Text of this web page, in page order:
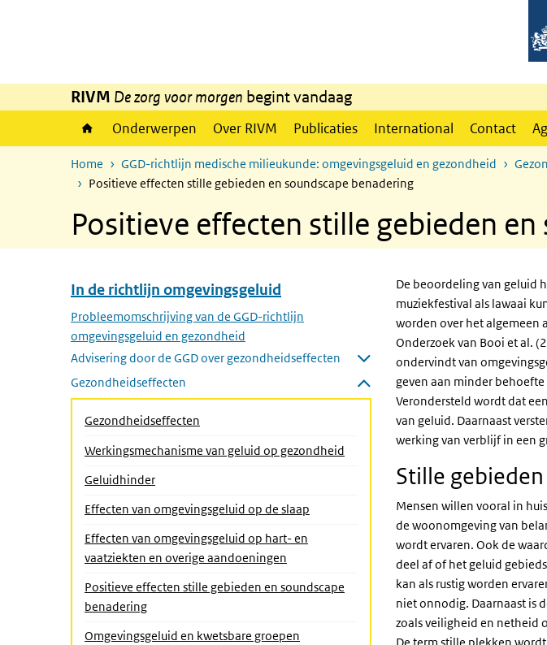
RIVM De zorg voor morgen begint vandaag
Onderwerpen Over RIVM Publicaties International Contact
Home GGD-richtlijn medische milieukunde: omgevingsgeluid en gezondheid
Positieve effecten stille gebieden en soundscape benadering
Positieve effecten stille gebieden
Overslaan menu In de richtlijn omgevingsgeluid
In de richtlijn omgevingsgeluid
Probleemomschrijving van de GGD-richtlijn
omgevingsgeluid en gezondheid
Advisering door de GGD over gezondheidseffecten
Submenu openen
Gezondheidseffecten
Submenu sluiten
Gezondheidseffecten
Werkingsmechanisme van geluid op gezondheid
Geluidhinder
Effecten van omgevingsgeluid op de slaap
Effecten van omgevingsgeluid op hart- en
vaatziekten en overige aandoeningen
Positieve effecten stille gebieden en soundscape
benadering(Actieve pagina)
Omgevingsgeluid en kwetsbare groepen
De beoordeling van geluid
muziekfestival als lawaai
worden over het algemeen
Onderzoek van Booi et al.
ondervindt van
geven aan minder
Verondersteld wordt dat
van geluid. Daarnaast
werking van verblijf in een
Stille gebieden
Mensen willen vooral in
de woonomgeving van
wordt ervaren. Ook de
deel af of het geluid
kan als rustig worden
niet onnodig. Daarnaast is
zoals veiligheid en netheid